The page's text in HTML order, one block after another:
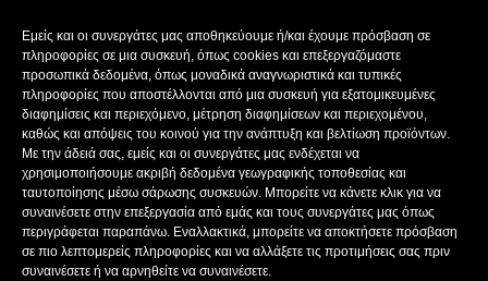
Εμείς και οι συνεργάτες μας αποθηκεύουμε ή/και έχουμε πρόσβαση σε
πληροφορίες σε μια συσκευή, όπως cookies και επεξεργαζόμαστε
προσωπικά δεδομένα, όπως μοναδικά αναγνωριστικά και τυπικές
πληροφορίες που αποστέλλονται από μια συσκευή για εξατομικευμένες
διαφημίσεις και περιεχόμενο, μέτρηση διαφημίσεων και περιεχομένου,
καθώς και απόψεις του κοινού για την ανάπτυξη και βελτίωση προϊόντων.
Με την άδειά σας, εμείς και οι συνεργάτες μας ενδέχεται να
χρησιμοποιήσουμε ακριβή δεδομένα γεωγραφικής τοποθεσίας και
ταυτοποίησης μέσω σάρωσης συσκευών. Μπορείτε να κάνετε κλικ για να
συναινέσετε στην επεξεργασία από εμάς και τους συνεργάτες μας όπως
περιγράφεται παραπάνω. Εναλλακτικά, μπορείτε να αποκτήσετε πρόσβαση
σε πιο λεπτομερείς πληροφορίες και να αλλάξετε τις προτιμήσεις σας πριν
συναινέσετε ή να αρνηθείτε να συναινέσετε.
ΝΟΜΙΜΟΣ ΕΚΠΡΟΣΩΠΟΣ: ΜΠΟΚΑΣ ΚΩΝ/ΝΟΣ
ΔΙΕΥΘΥΝΤΗΣ: ΜΠΟΚΑΣ ΚΩΝ/ΝΟΣ
ΔΙΕΥΘΥΝΤΗΣ ΣΥΝΤΑΞΗΣ:ΚΟΥΤΣΙΚΟΣ ΠΑΝΤΕΛΗΣ
ΔΙΑΧΕΙΡΙΣΤΗΣ-ΔΙΚΑΙΟΥΧΟΣ domain: ΜΠΟΚΑΣ ΚΩΝ/ΝΟΣ – Γ. ΜΠΟΚΑΣ &
ΣΙΑ Α.Ε
ΔΗΜΟΣΙΟΓΡΑΦΟΙ:
ΚΟΥΤΣΙΚΟΣ ΠΑΝΤΕΛΗΣ
ΒΑΚΡΑΚΟΥ ΣΟΦΙΑ
ΠΑΠΑΔΗΜΗΤΡΙΟΥ ΔΗΜΗΤΡΗΣ
ΚΟΥΤΣΙΟΥΜΠΑΣ ΑΛΕΞΑΝΔΡΟΣ